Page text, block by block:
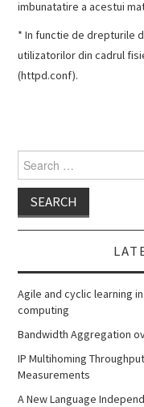
imbunatatire a acestui
* In functie de drepturile
utilizatorilor din cadrul
(httpd.conf).
Search
for:
Agile and cyclic learning
computing
Bandwidth Aggregation
IP Multihoming
Measurements
A New Language